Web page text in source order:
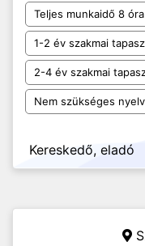
Teljes munkaidő 8 óra
1-2 év szakmai
2-4 év szakmai
Nem szükséges
Kereskedő, eladó